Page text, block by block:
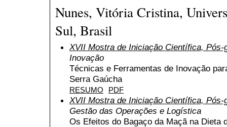
Nunes, Vitória Cristina,
Sul, Brasil
XVII Mostra de Iniciação Científica,
Inovação
Técnicas e Ferramentas de Inovação
Serra Gaúcha
RESUMO PDF
XVII Mostra de Iniciação Científica,
Gestão das Operações e Logística
Os Efeitos do Bagaço da Maçã na Dieta